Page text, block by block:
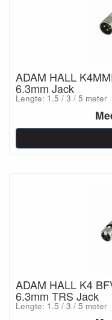
ADAM HALL
6.3mm Jack
Lengte: 1.5 / 3 / 5 meter
ADAM HALL K4
6.3mm TRS Jack
Lengte: 1.5 / 3 / 5 meter